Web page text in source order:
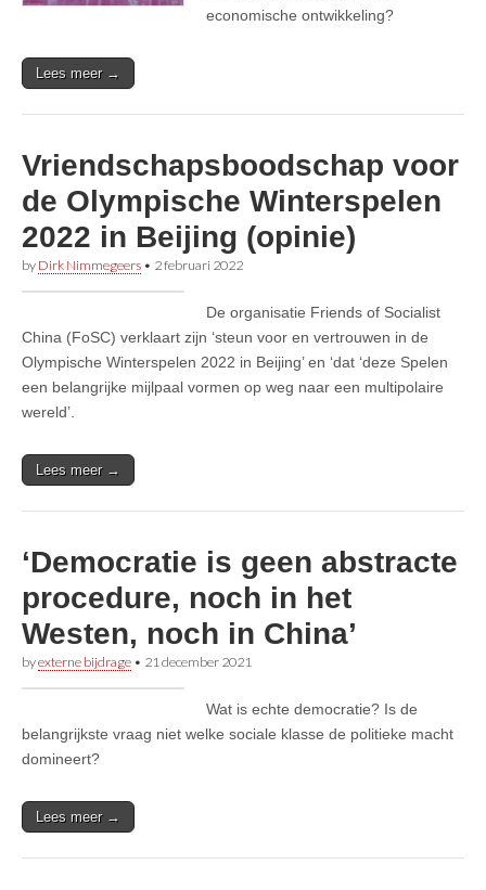
economische ontwikkeling?
Lees meer →
Vriendschapsboodschap voor
de Olympische Winterspelen
2022 in Beijing (opinie)
by Dirk Nimmegeers • 2 februari 2022
De organisatie Friends of Socialist
China (FoSC) verklaart zijn ‘steun voor en vertrouwen in de
Olympische Winterspelen 2022 in Beijing’ en ‘dat ‘deze Spelen
een belangrijke mijlpaal vormen op weg naar een multipolaire
wereld’.
Lees meer →
‘Democratie is geen abstracte
procedure, noch in het
Westen, noch in China’
byexterne bijdrage • 21 december 2021
Wat is echte democratie? Is de
belangrijkste vraag niet welke sociale klasse de politieke macht
domineert?
Lees meer →